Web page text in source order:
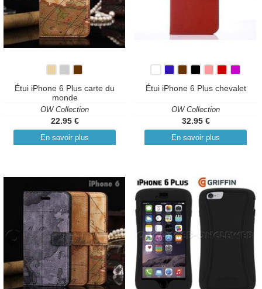
Étui iPhone 6 Plus carte du
monde
OW Collection
22.95 €
En savoir plus
Étui iPhone 6 Plus chevalet
OW Collection
32.95 €
En savoir plus